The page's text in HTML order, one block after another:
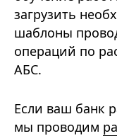
загрузить
шаблоны
операций по
АБС.
Если ваш банк
мы проводим